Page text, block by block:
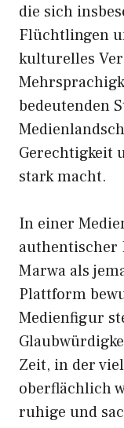
die sich
Flüchtlingen
kulturelles
bedeutenden
Gerechtigkeit
stark macht.
In einer
authentischer
Marwa als
Plattform
Medienfigur
Zeit, in der
oberflächlich
ruhige und